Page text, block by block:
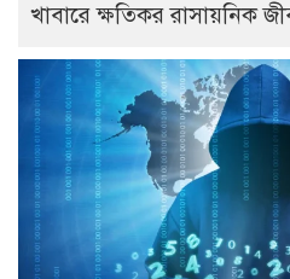
খাবারে ক্ষতিকর রাসায়নিক